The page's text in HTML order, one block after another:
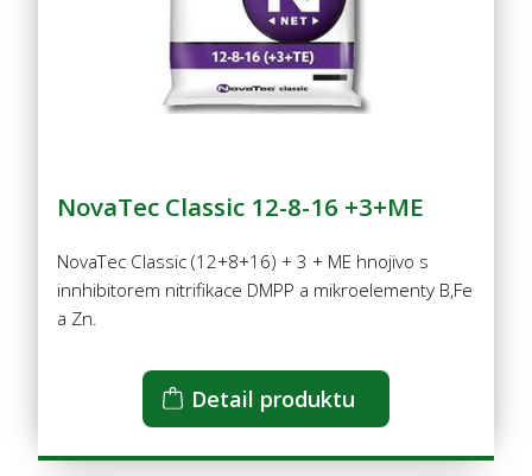
NovaTec Classic 12-8-16 +3+ME
NovaTec Classic (12+8+16) + 3 + ME hnojivo s
innhibitorem nitrifikace DMPP a mikroelementy B,Fe
a Zn.
Detail produktu